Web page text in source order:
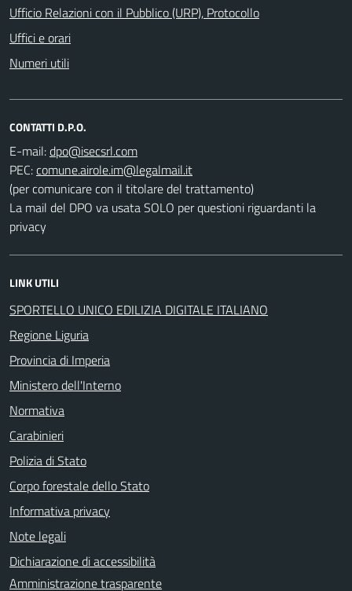
Ufficio Relazioni con il Pubblico (URP), Protocollo
Uffici e orari
Numeri utili
CONTATTI D.P.O.
E-mail:
PEC:
(per comunicare con il titolare del trattamento)
La mail del DPO va usata SOLO per questioni riguardanti la
privacy
LINK UTILI
SPORTELLO UNICO EDILIZIA DIGITALE ITALIANO
Regione Liguria
Provincia di Imperia
Ministero dell'Interno
Normativa
Carabinieri
Polizia di Stato
Corpo forestale dello Stato
Informativa privacy
Note legali
Dichiarazione di accessibilità
Amministrazione trasparente